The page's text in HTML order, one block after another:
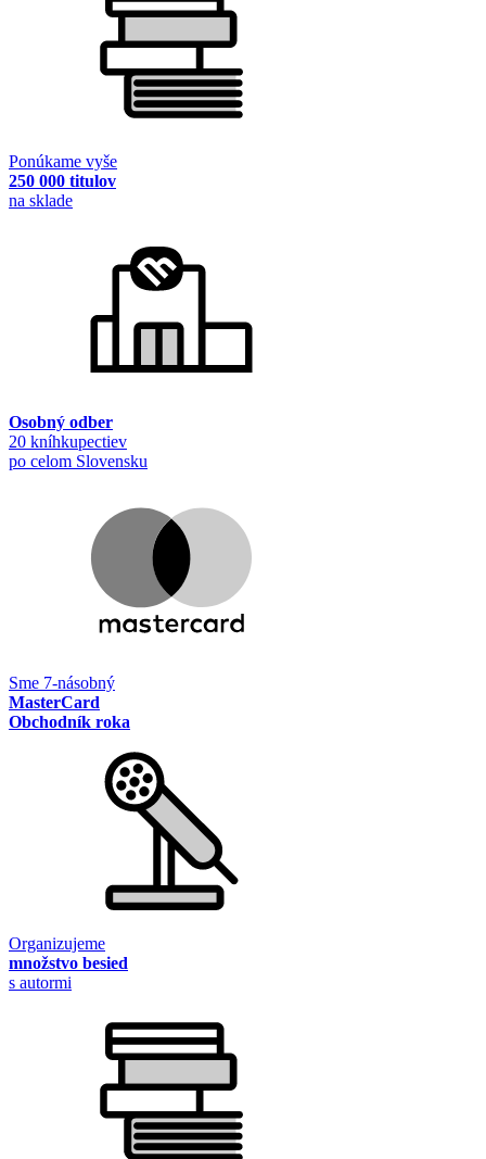
Ponúkame vyše
250 000 titulov
na sklade
Osobný odber
20 kníhkupectiev
po celom Slovensku
Sme 7-násobný
MasterCard
Obchodník roka
Organizujeme
množstvo besied
s autormi